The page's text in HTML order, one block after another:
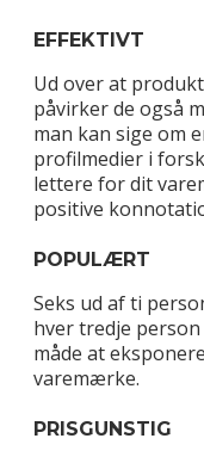
EFFEKTIVT
Ud over at
påvirker de også
man kan sige om
profilmedier i
lettere for dit
positive
POPULÆRT
Seks ud af ti
hver tredje
måde at
varemærke.
PRISGUNSTIG